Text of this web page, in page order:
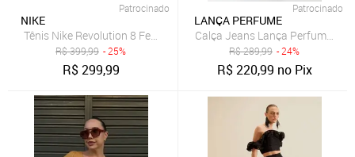
Patrocinado
NIKE
Tênis Nike Revolution 8 Feminino
R$399,99 - 25%
R$299,99
Patrocinado
LANÇA PERFUME
Calça Jeans Lança Perfume
R$289,99 - 24%
R$220,99 no Pix